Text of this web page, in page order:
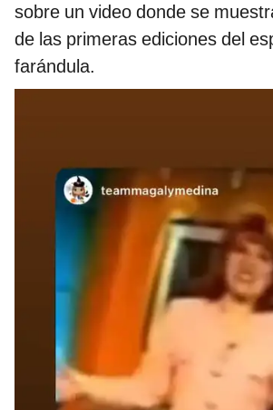
sobre un video donde se
de las primeras ediciones del
farándula.